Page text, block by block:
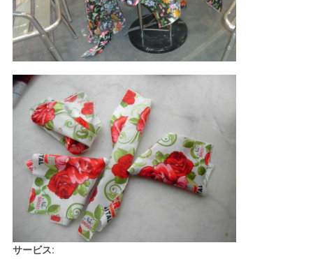
イ
バ
シ
ー
サービス: